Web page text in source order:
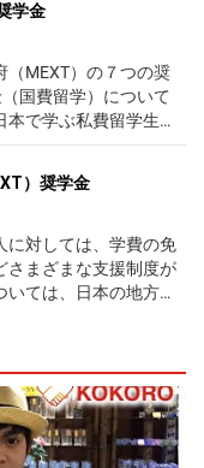
がいます。その人か
もらえるケースがあ
板にアルバイトの募
る場合もあります。
イトを紹介してもら
ンビニ、スーパー、
ム人の正社員やアルバ
で、紹介してもらえ
性が高くなります。
も載っています。外国
もあります。
title="external link"
font-size:22px;" ] TOWN
VN」から外国人
ム語で送られてくる
メッセージを公式サ
らスタッフに送信する
あるベトナム人スタ
のサービスにつ
職に役立つ情報を発
アです。これまで
名（うちベトナム
ています。WA.SA.Bi.
のFacebookページ
就活）や日本での生
トナム人スタッフたち
社・大阪市）です。森
学金
（MEXT）の７つの奨
国費留学）について
で学ぶ私費留学生に
都道府県などのさまざ
について紹介します。
、MEXT奨学金と違
めてから応募するもの
方法は主に以下の3通
す。また、MEXT奨
に応募するケースが
生向けの民間団体の奨
応募することが多いで
口となり、学内選考で
）奨学金
に対しては、学費の免
さまざまな支援制度が
ては、日本の地方自
は、日本政府（文部
している７つの奨学
。民間団体などの奨学
イトの「民間団体や
ています。 日本政
つの奨学金 日本の